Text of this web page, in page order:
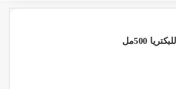
500مل